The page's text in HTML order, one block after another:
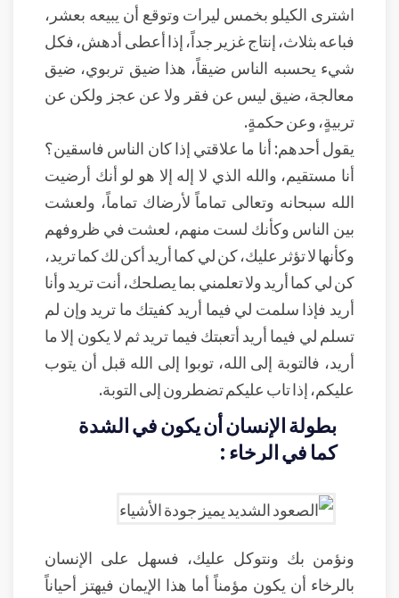
اشترى الكيلو بخمس ليرات وتوقع أن يبيعه بعشر،
فباعه بثلاث، إنتاج غزير جداً، إذا أعطى أدهش، فكل
شيء يحسبه الناس ضيقاً، هذا ضيق تربوي، ضيق
معالجة، ضيق ليس عن فقر ولا عن عجز ولكن عن
تربيةٍ، وعن حكمةٍ.
يقول أحدهم: أنا ما علاقتي إذا كان الناس فاسقين؟
أنا مستقيم، والله الذي لا إله إلا هو لو أنك أرضيت
الله سبحانه وتعالى تماماً لأرضاك تماماً، ولعشت
بين الناس وكأنك لست منهم، لعشت في ظروفهم
وكأنها لا تؤثر عليك، كن لي كما أريد أكن لك كما تريد،
كن لي كما أريد ولا تعلمني بما يصلحك، أنت تريد وأنا
أريد فإذا سلمت لي فيما أريد كفيتك ما تريد وإن لم
تسلم لي فيما أريد أتعبتك فيما تريد ثم لا يكون إلا ما
أريد، فالتوبة إلى الله، توبوا إلى الله قبل أن يتوب
عليكم، إذا تاب عليكم تضطرون إلى التوبة.
بطولة الإنسان أن يكون في الشدة
كما في الرخاء :
ونؤمن بك ونتوكل عليك، فسهل على الإنسان
بالرخاء أن يكون مؤمناً أما هذا الإيمان فيهتز أحياناً